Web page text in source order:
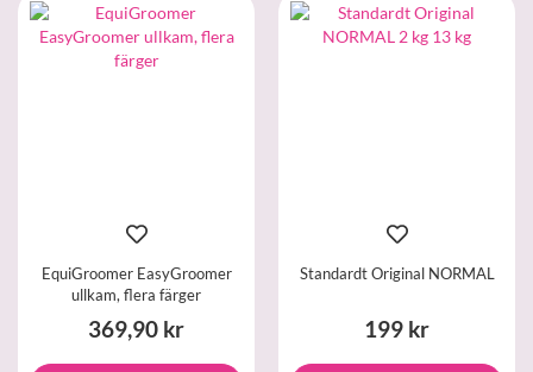
EquiGroomer EasyGroomer
ullkam, flera färger
369,90 kr
Standardt Original NORMAL
199 kr